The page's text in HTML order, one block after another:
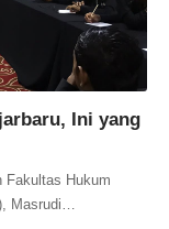
Ini yang
Fakultas Hukum
Masrudi…